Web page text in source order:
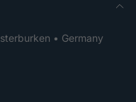
• Germany